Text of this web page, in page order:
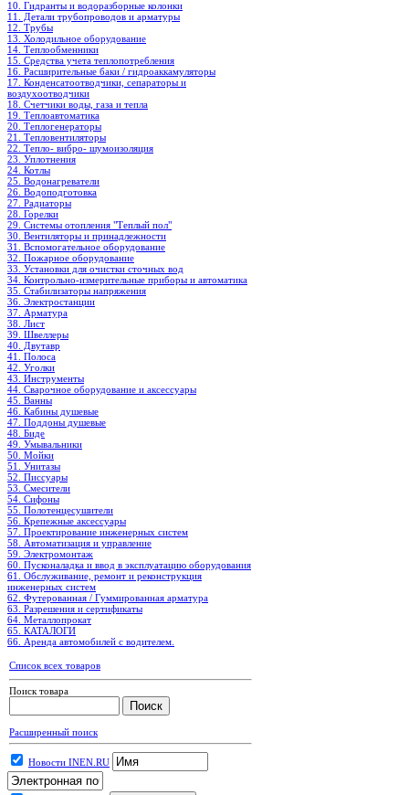
10. Гидранты и водоразборные колонки
11. Детали трубопроводов и арматуры
12. Трубы
13. Холодильное oборудование
14. Теплообменники
15. Средства учета теплопотребления
16. Расширительные баки / гидроаккамуляторы
17. Конденсатоотводчики, сепараторы и
воздухоотводчики
18. Счетчики воды, газа и тепла
19. Теплоавтоматика
20. Теплогенераторы
21. Тепловентиляторы
22. Тепло- вибро- шумоизоляция
23. Уплотнения
24. Котлы
25. Водонагреватели
26. Водоподготовка
27. Радиаторы
28. Горелки
29. Системы отопления "Теплый пол"
30. Вентиляторы и принадлежности
31. Вспомогательное оборудование
32. Пожарное оборудование
33. Установки для очистки сточных вод
34. Контрольно-измерительные приборы и автоматика
35. Стабилизаторы напряжения
36. Электростанции
37. Арматура
38. Лист
39. Швеллеры
40. Двутавр
41. Полоса
42. Уголки
43. Инструменты
44. Сварочное оборудование и аксессуары
45. Ванны
46. Кабины душевые
47. Поддоны душевые
48. Биде
49. Умывальники
50. Мойки
51. Унитазы
52. Писсуары
53. Смесители
54. Сифоны
55. Полотенцесушители
56. Крепежные аксессуары
57. Проектирование инженерных систем
58. Автоматизация и управление
59. Электромонтаж
60. Пусконаладка и ввод в эксплуатацию оборудования
61. Обслуживание, ремонт и реконструкция
инженерных систем
62. Футерованная / Гуммированная арматура
63. Разрешения и сертификаты
64. Металлопрокат
65. КАТАЛОГИ
66. Аренда автомобилей с водителем.
Список всех товаров
Поиск товара
Расширенный поиск
Новости INEN.RU